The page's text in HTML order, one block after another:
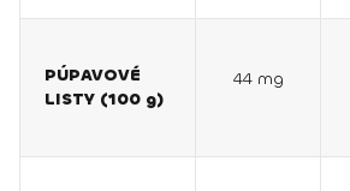
PÚPAVOVÉ
LISTY (100 g)
44 mg